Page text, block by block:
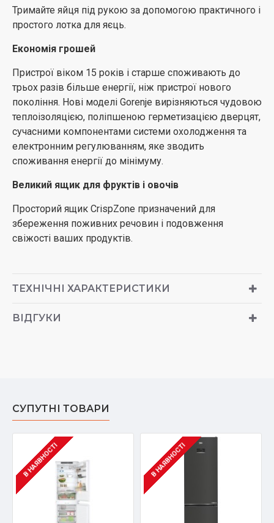
Тримайте яйця під рукою за допомогою практичного і
простого лотка для яєць.
Економія грошей
Пристрої віком 15 років і старше споживають до
трьох разів більше енергії, ніж пристрої нового
покоління. Нові моделі Gorenje вирізняються чудовою
теплоізоляцією, поліпшеною герметизацією дверцят,
сучасними компонентами системи охолодження та
електронним регулюванням, яке зводить
споживання енергії до мінімуму.
Великий ящик для фруктів і овочів
Просторий ящик CrispZone призначений для
збереження поживних речовин і подовження
свіжості ваших продуктів.
ТЕХНІЧНІ ХАРАКТЕРИСТИКИ
ВІДГУКИ
СУПУТНІ ТОВАРИ
В НАЯВНОСТІ В НАЯВНОСТІ